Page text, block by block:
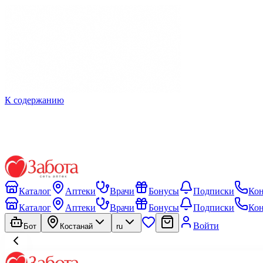
К содержанию
Каталог Аптеки Врачи Бонусы Подписки
Каталог
Аптеки Врачи Бонусы Подписки
Бот Костанай ru Войти